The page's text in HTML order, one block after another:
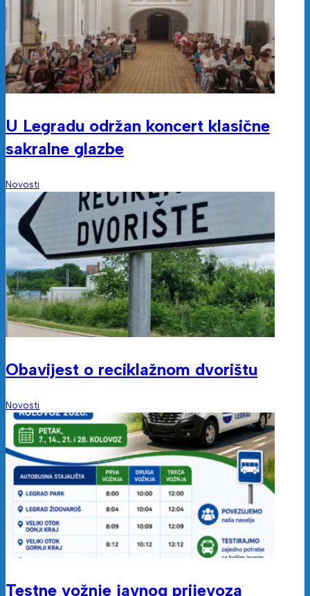
U Legradu održan koncert klasične
sakralne glazbe
Novosti
Obavijest o reciklažnom dvorištu
Novosti
Testne vožnje javnog prijevoza